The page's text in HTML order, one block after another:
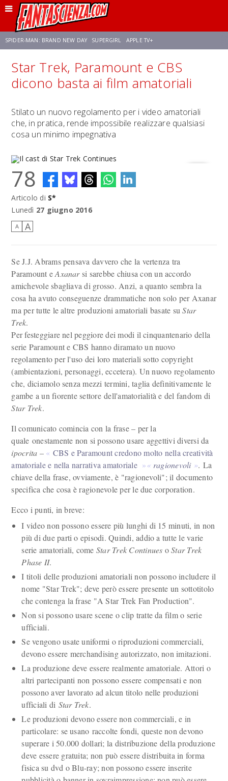
SPIDER-MAN: BRAND NEW DAY SUPERGIRL APPLE TV+
FRANCO RICCIARDIELLO ZENDAYA STAR TREK AVENGERS: DOOMSDAY
Star Trek, Paramount e CBS
dicono basta ai film amatoriali
Stilato un nuovo regolamento per i video amatoriali
che, in pratica, rende impossibile realizzare qualsiasi
cosa un minimo impegnativa
Il cast di Star Trek Continues
78
Articolo di S*
Lunedì 27 giugno 2016
A A
Se J.J. Abrams pensava davvero che la vertenza tra
Paramount eAxanarsi sarebbe chiusa con un accordo
amichevole sbagliava di grosso. Anzi, a quanto sembra la
cosa ha avuto conseguenze drammatiche non solo per Axanar
ma per tutte le altre produzioni amatoriali basate suStar
Trek.
Per festeggiare nel peggiore dei modi il cinquantenario della
serie Paramount e CBS hanno diramato un nuovo
regolamento per l'uso dei loro materiali sotto copyright
(ambientazioni, personaggi, eccetera). Un nuovo regolamento
che, diciamolo senza mezzi termini, taglia definitivamente le
gambe a un fiorente settore dell'amatorialità e del fandom di
Star Trek.
Il comunicato comincia con la frase – per la
quale onestamente non si possono usare aggettivi diversi da
ipocrita –
CBS e Paramount credono molto nella creatività
amatoriale e nella narrativa amatoriale
ragionevoli
. La
chiave della frase, ovviamente, è "ragionevoli"; il documento
specifica che cosa è ragionevole per le due corporation.
Ecco i punti, in breve:
I video non possono essere più lunghi di 15 minuti, in non
più di due parti o episodi. Quindi, addio a tutte le varie
serie amatoriali, come Star Trek Continues oStar Trek
Phase II.
I titoli delle produzioni amatoriali non possono includere il
nome "Star Trek"; deve però essere presente un sottotitolo
che contenga la frase "A Star Trek Fan Production".
Non si possono usare scene o clip tratte da film o serie
ufficiali.
Se vengono usate uniformi o riproduzioni commerciali,
devono essere merchandising autorizzato, non imitazioni.
La produzione deve essere realmente amatoriale. Attori o
altri partecipanti non possono essere compensati e non
possono aver lavorato ad alcun titolo nelle produzioni
ufficiali di Star Trek.
Le produzioni devono essere non commerciali, e in
particolare: se usano raccolte fondi, queste non devono
superare i 50.000 dollari; la distribuzione della produzione
deve essere gratuita; non può essere distribuita in forma
fisica su dvd o Blu-ray; non possono essere inserite